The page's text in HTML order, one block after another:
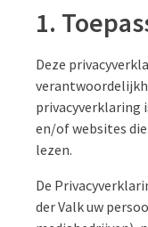
1.
Deze
privacyverklaring
en/of websites
lezen.
De
der Valk uw